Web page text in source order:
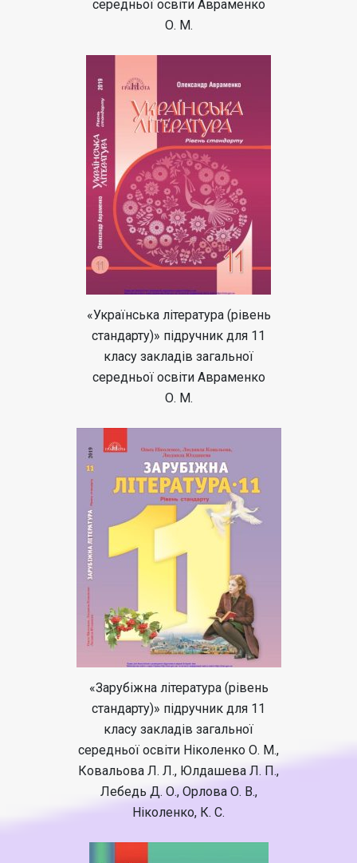
середньої освіти Авраменко
О. М.
«Українська література (рівень
стандарту)» підручник для 11
класу закладів загальної
середньої освіти Авраменко
О. М.
«Зарубіжна література (рівень
стандарту)» підручник для 11
класу закладів загальної
середньої освіти Ніколенко О. М.,
Ковальова Л. Л., Юлдашева Л. П.,
Лебедь Д. О., Орлова О. В.,
Ніколенко, К. С.